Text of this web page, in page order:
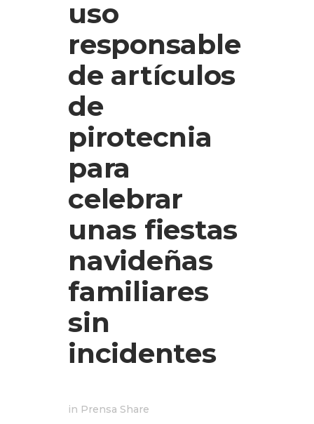
uso
responsable
de artículos
de
pirotecnia
para
celebrar
unas fiestas
navideñas
familiares
sin
incidentes
in Prensa Share